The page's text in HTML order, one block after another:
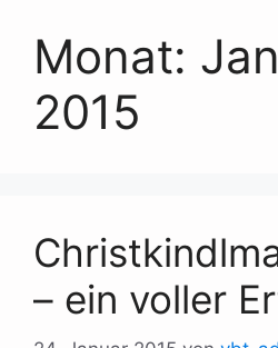
Monat:
2015
– ein voller